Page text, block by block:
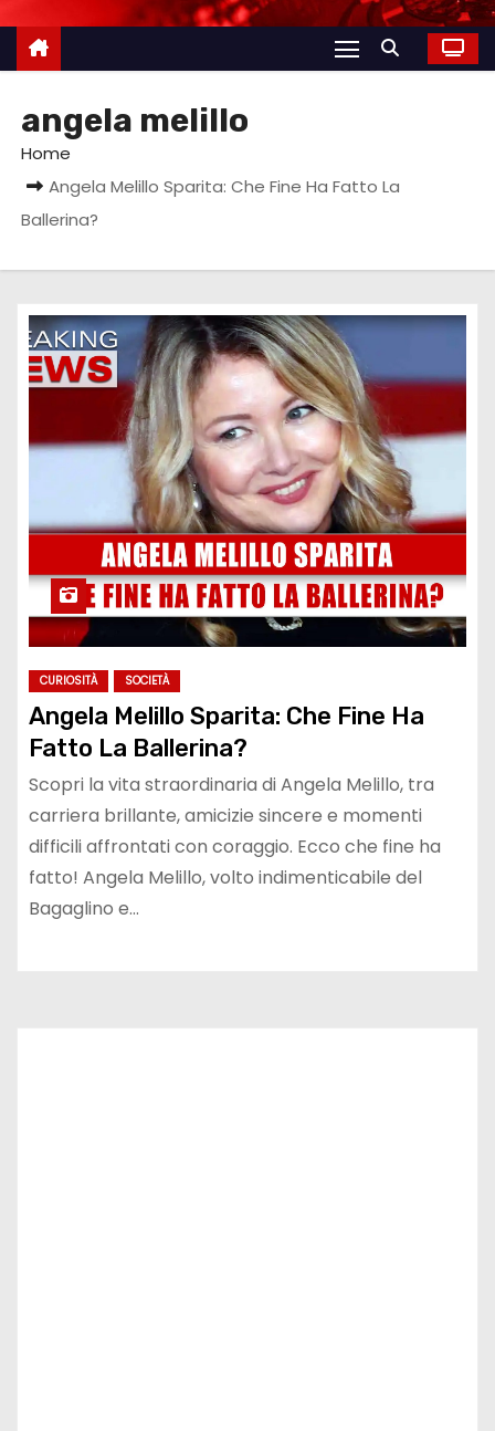
angela melillo
Home
Angela Melillo Sparita: Che Fine Ha Fatto La
Ballerina?
CURIOSITÀ SOCIETÀ
Angela Melillo Sparita: Che Fine Ha
Fatto La Ballerina?
Scopri la vita straordinaria di Angela Melillo, tra
carriera brillante, amicizie sincere e momenti
difficili affrontati con coraggio. Ecco che fine ha
fatto! Angela Melillo, volto indimenticabile del
Bagaglino e…